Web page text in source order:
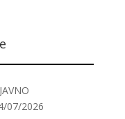
07/2026